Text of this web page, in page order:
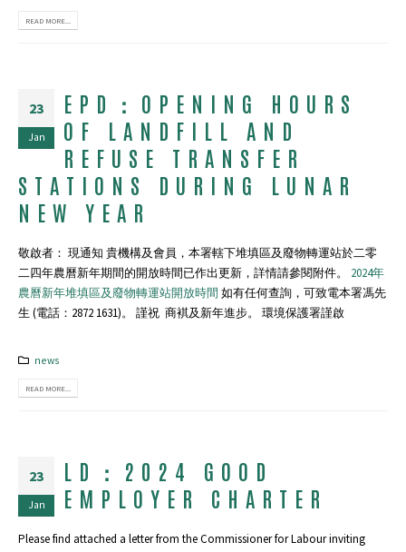
READ MORE...
23
Jan
EPD：OPENING HOURS
OF LANDFILL AND
REFUSE TRANSFER
STATIONS DURING LUNAR
NEW YEAR
敬啟者： 現通知 貴機構及會員，本署轄下堆填區及廢物轉運站於二零
二四年農曆新年期間的開放時間已作出更新，詳情請參閱附件。 2024年
農曆新年堆填區及廢物轉運站開放時間 如有任何查詢，可致電本署馮先
生 (電話：2872 1631)。 謹祝 商褀及新年進步。 環境保護署謹啟
news
READ MORE...
23
Jan
LD：2024 GOOD
EMPLOYER CHARTER
Please find attached a letter from the Commissioner for Labour inviting